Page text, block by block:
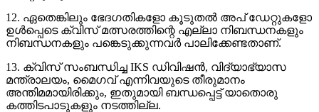
12. ഏതെങ്കിലും ഭേദഗതികളോ കൂടുതൽ അപ് ഡേറ്റുകളോ
ഉൾപ്പെടെ ക്വിസ് മത്സരത്തിന്റെ എല്ലാ നിബന്ധനകളും
നിബന്ധനകളും പങ്കെടുക്കുന്നവർ പാലിക്കേണ്ടതാണ്.
13. ക്വിസ് സംബന്ധിച്ച IKS ഡിവിഷൻ, വിദ്യാഭ്യാസ
മന്ത്രാലയം, മൈഗവ് എന്നിവയുടെ തീരുമാനം
അന്തിമമായിരിക്കും, ഇതുമായി ബന്ധപ്പെട്ട് യാതൊരു
കത്തിടപാടുകളും നടത്തില്ല.